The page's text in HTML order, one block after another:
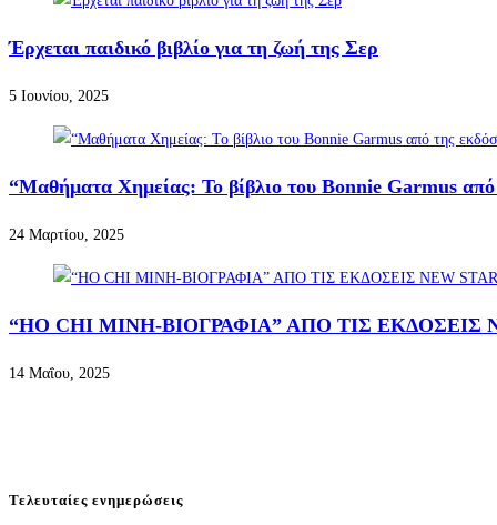
Έρχεται παιδικό βιβλίο για τη ζωή της Σερ
5 Ιουνίου, 2025
“Μαθήματα Χημείας: To βίβλιο του Bonnie Garmus από
24 Μαρτίου, 2025
“HO CHI MINH-ΒΙΟΓΡΑΦΙΑ” ΑΠΟ ΤΙΣ ΕΚΔΟΣΕΙΣ
14 Μαΐου, 2025
Τελευταίες ενημερώσεις